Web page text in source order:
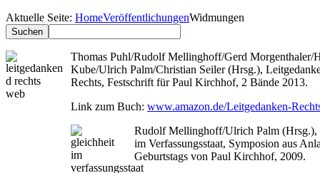
Aktuelle Seite: HomeVeröffentlichungenWidmungen
Thomas Puhl/Rudolf Mellinghoff/Gerd Morgenthaler/
Kube/Ulrich Palm/Christian Seiler (Hrsg.),
Rechts, Festschrift für Paul Kirchhof, 2 Bände 2013.
Link zum Buch: www.amazon.de/Leitgedanken-
Rudolf Mellinghoff/Ulrich Palm (Hrsg.),
im Verfassungsstaat, Symposion aus
Geburtstags von Paul Kirchhof, 2009.